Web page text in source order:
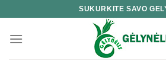
content
SUKURKITE SAVO